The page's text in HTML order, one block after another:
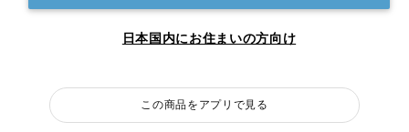
日本国内にお住まいの方向け
この商品をアプリで見る